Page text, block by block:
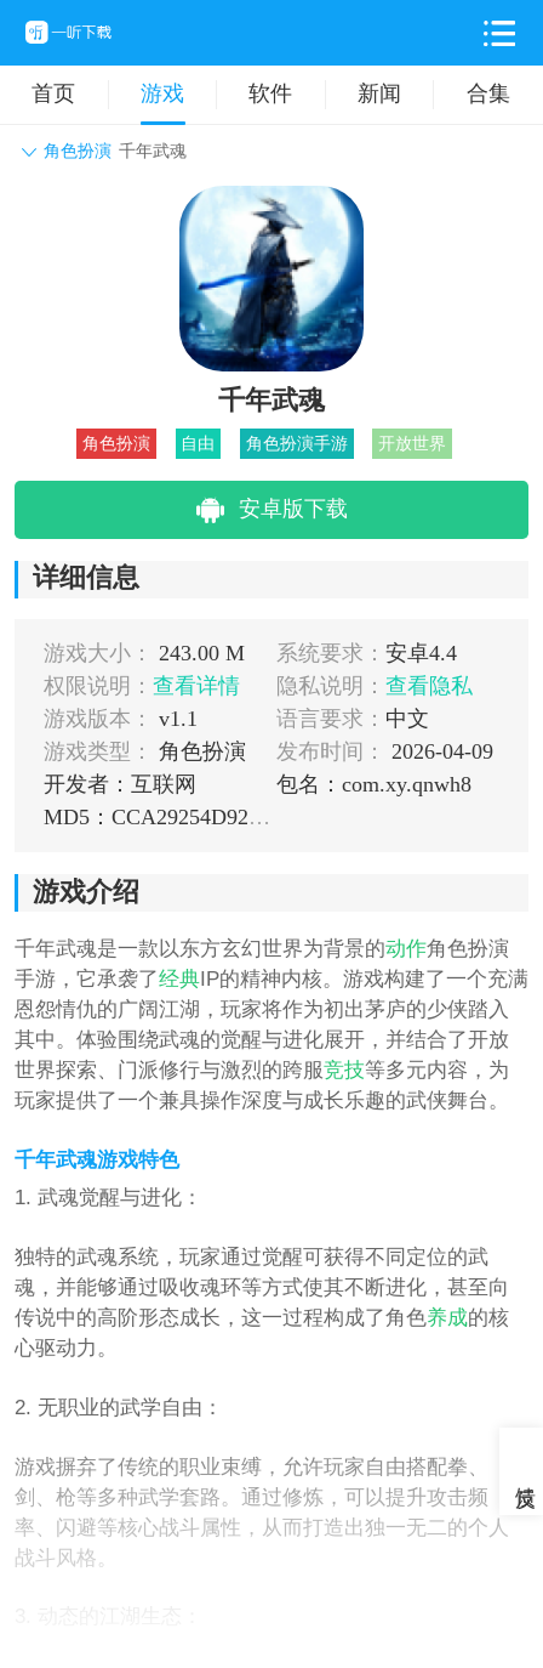
首页 游戏 软件 新闻 合集
角色扮演 千年武魂
动作格斗 休闲益智
卡牌对战 音乐舞蹈
挂机养成
千年武魂
角色扮演 自由 角色扮演手游 开放世界
安卓版下载
详细信息
游戏大小： 243.00 M 系统要求： 安卓4.4
权限说明： 查看详情 隐私说明： 查看隐私
游戏版本：
v1.1 语言要求： 中文
游戏类型：
角色扮演 发布时间：
2026-04-09
开发者：互联网
包名：com.xy.qnwh8
MD5：CCA29254D921256C340067914CEF400D
游戏介绍
千年武魂是一款以东方玄幻世界为背景的动作角色扮演
手游，它承袭了经典IP的精神内核。游戏构建了一个充满
恩怨情仇的广阔江湖，玩家将作为初出茅庐的少侠踏入
其中。体验围绕武魂的觉醒与进化展开，并结合了开放
世界探索、门派修行与激烈的跨服竞技等多元内容，为
玩家提供了一个兼具操作深度与成长乐趣的武侠舞台。
千年武魂游戏特色
1. 武魂觉醒与进化：
独特的武魂系统，玩家通过觉醒可获得不同定位的武
魂，并能够通过吸收魂环等方式使其不断进化，甚至向
传说中的高阶形态成长，这一过程构成了角色养成的核
心驱动力。
2. 无职业的武学自由：
游戏摒弃了传统的职业束缚，允许玩家自由搭配拳、
剑、枪等多种武学套路。通过修炼，可以提升攻击频
率、闪避等核心战斗属性，从而打造出独一无二的个人
战斗风格。